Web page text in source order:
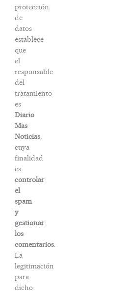
protección
de
datos
establece
que
el
responsable
del
tratamiento
es
Diario
Mas
Noticias
cuya
finalidad
es
controlar
el
spam
y
gestionar
los
comentarios
La
legitimación
para
dicho